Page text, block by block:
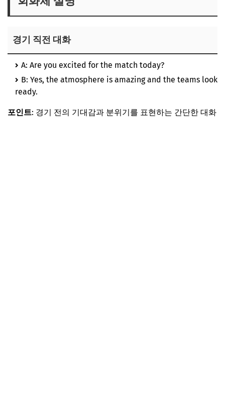
경기 직전 대화
A: Are you excited for the match today?
B: Yes, the atmosphere is amazing and the teams look
ready.
포인트: 경기 전의 기대감과 분위기를 표현하는 간단한 대화